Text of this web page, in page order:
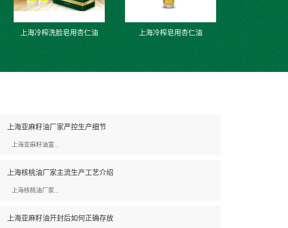
上海冷榨洗脸皂用杏仁油 上海冷榨皂用杏仁油
上海亚麻籽油厂家严控生产细节
上海亚麻籽油富...
上海核桃油厂家主流生产工艺介绍
上海核桃油厂家...
上海亚麻籽油开封后如何正确存放